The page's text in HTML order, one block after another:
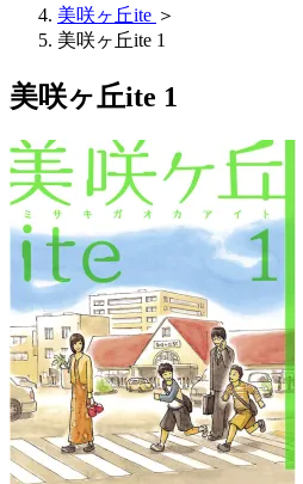
美咲ヶ丘ite ＞
美咲ヶ丘ite 1
美咲ヶ丘ite 1